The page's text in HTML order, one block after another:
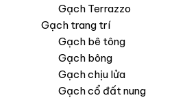
Gạch Terrazzo
Gạch trang trí
Gạch bê tông
Gạch bông
Gạch chịu lửa
Gạch cổ đất nung